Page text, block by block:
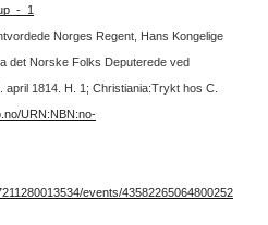
_1
Norges Regent, Hans Kongelige
det Norske Folks Deputerede ved
april 1814. H. 1; Christiania:Trykt hos C.
URN:NBN:no-
events/43582265064800252